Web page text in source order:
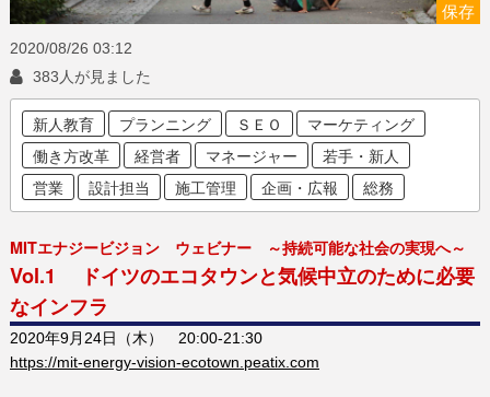
保存
2020/08/26 03:12
383人が見ました
新人教育 プランニング ＳＥＯ
マーケティング
働き方改革
経営者 マネージャー
若手・新人
営業
設計担当 施工管理 企画・広報 総務
MITエナジービジョン ウェビナー ～持続可能な社会の実現へ～
Vol.1 ドイツのエコタウンと気候中立のために必要
なインフラ
2020年9月24日（木） 20:00-21:30
https://mit-energy-vision-ecotown.peatix.com